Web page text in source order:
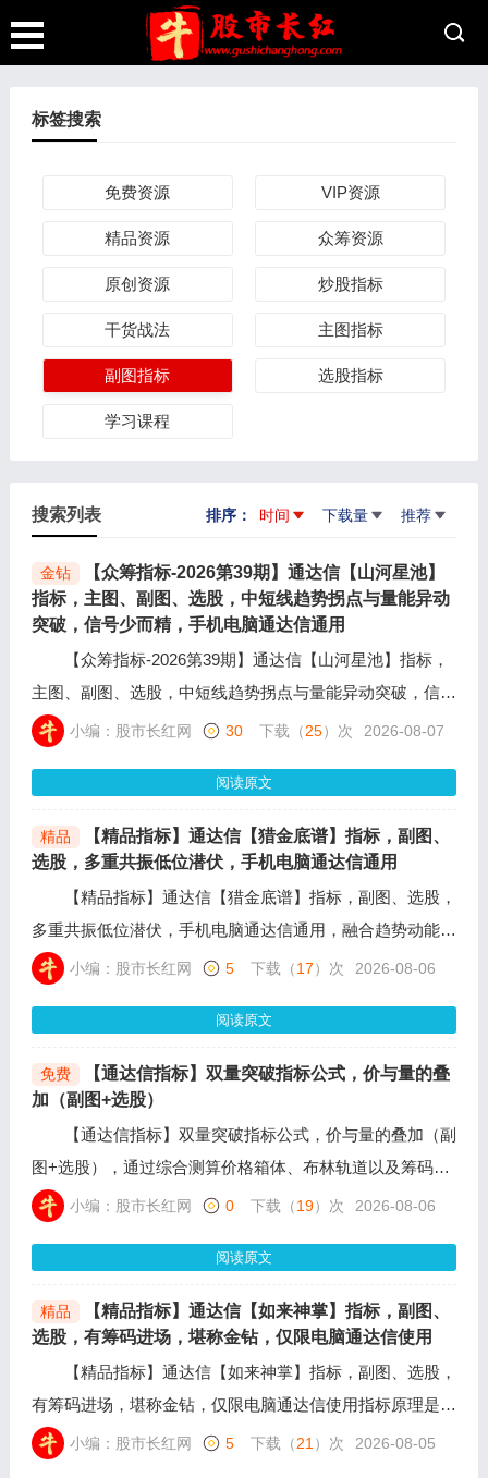
标签搜索
免费资源 VIP资源
精品资源 众筹资源
原创资源 炒股指标
干货战法 主图指标
副图指标 选股指标
学习课程
搜索列表 排序： 时间 下载量 推荐
金钻
【众筹指标-2026第39期】通达信【山河星池】
指标，主图、副图、选股，中短线趋势拐点与量能异动
突破，信号少而精，手机电脑通达信通用
【众筹指标-2026第39期】通达信【山河星池】指标，
主图、副图、选股，中短线趋势拐点与量能异动突破，信号
少而精，手机电脑通达信通用，主打蓄力洗盘后启动模式，
盘结束后的向上拐点机会。先识别底部反转、三连小阳蓄势
形态，再等待一轮洗盘确认，确认拐头向上才释放信号，过
滤短期爆炒过的品种。
小编：股市长红网 30 下载（25）次 2026-08-07
阅读原文
精品
【精品指标】通达信【猎金底谱】指标，副图、
选股，多重共振低位潜伏，手机电脑通达信通用
【精品指标】通达信【猎金底谱】指标，副图、选股，
多重共振低位潜伏，手机电脑通达信通用，融合趋势动能系
统，综合量价配合、低点结构、十字星形态、影线特征，叠
跌停等风险标的，净化抄底信号，降低误判概率。
小编：股市长红网 5 下载（17）次 2026-08-06
阅读原文
免费
【通达信指标】双量突破指标公式，价与量的叠
加（副图+选股）
【通达信指标】双量突破指标公式，价与量的叠加（副
图+选股），通过综合测算价格箱体、布林轨道以及筹码成
本，精准识别主力资金的异动。当股价伴随显著放大的成交
出“量突”信号；当股价强势突破绝大多数投资者的持仓成本
线时，则发出“成本突”信号。
小编：股市长红网 0 下载（19）次 2026-08-06
阅读原文
精品
【精品指标】通达信【如来神掌】指标，副图、
选股，有筹码进场，堪称金钻，仅限电脑通达信使用
【精品指标】通达信【如来神掌】指标，副图、选股，
有筹码进场，堪称金钻，仅限电脑通达信使用指标原理是在
周线级别发现上周已有主力偷偷进场拿低价筹码，散户唯一
小编：股市长红网 5 下载（21 ）次 2026-08-05